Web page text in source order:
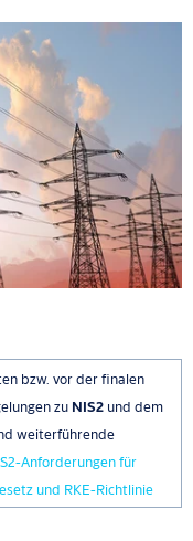
bzw. vor der finalen
zu NIS2 und dem
weiterführende
Anforderungen für
und RKE-Richtlinie